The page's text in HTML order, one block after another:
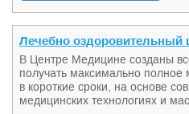
Лечебно
В Центре Медицине созданы
получать максимально полное
в короткие сроки, на основе
медицинских технологиях и